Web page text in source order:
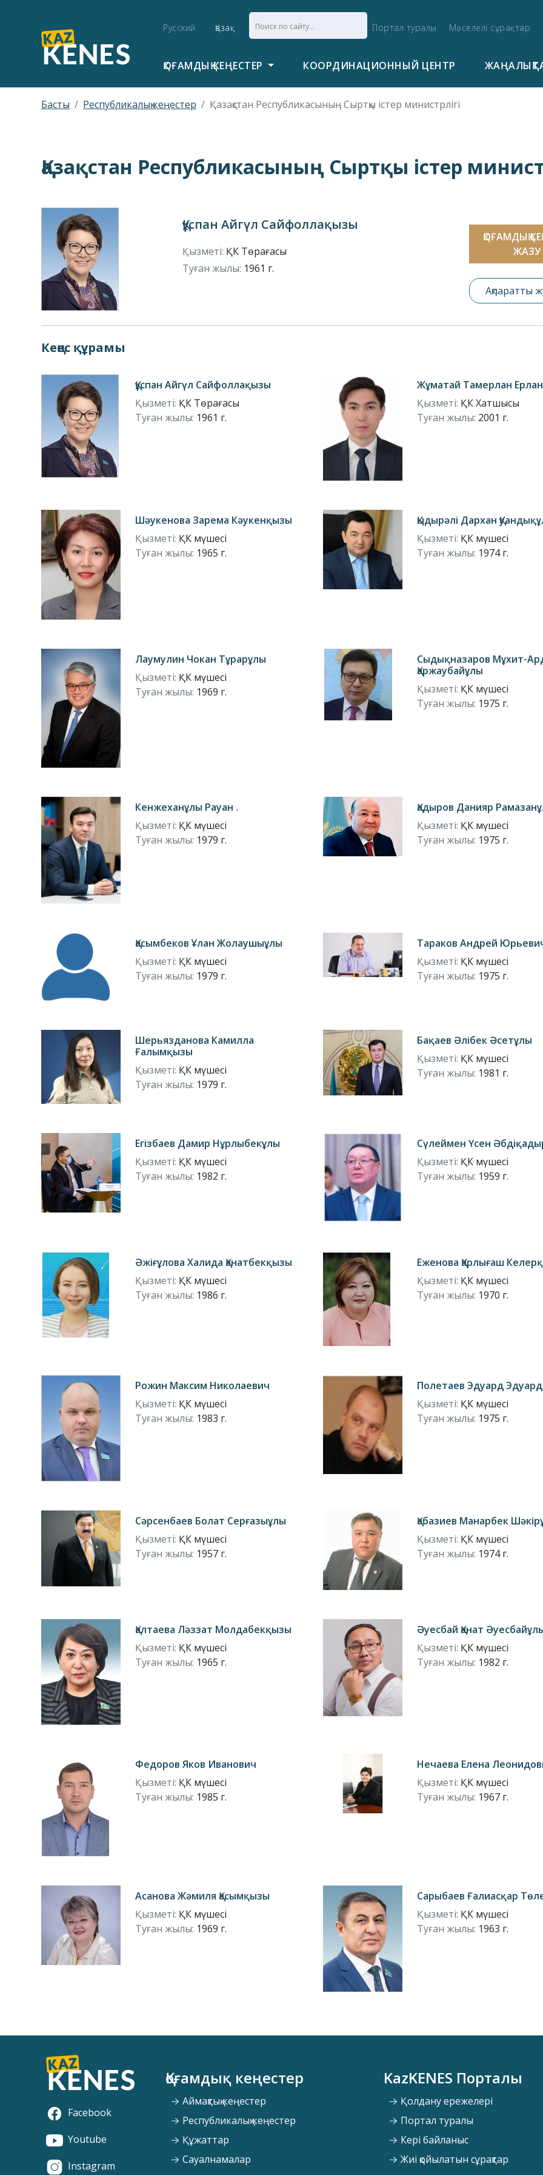
Русский Қазақ Портал туралы Мәселелі сұрақтар
ҚОҒАМДЫҚ КЕҢЕСТЕР КООРДИНАЦИОННЫЙ ЦЕНТР
Басты Республикалық кеңестер Қазақстан Республикасының Сыртқы істер министрлігі
Қазақстан Республикасының Сыртқы істер
Құспан Айгүл Сайфоллақызы
Қызметі: ҚК Төрағасы
Туған жылы: 1961 г.
ҚОҒАМДЫҚ
ЖАЗУ
Ақпаратты
Кеңес құрамы
Құспан Айгүл Сайфоллақызы
Қызметі: ҚК Төрағасы
Туған жылы: 1961 г.
Жұматай Тамерлан
Қызметі: ҚК Хатшысы
Туған жылы: 2001 г.
Шәукенова Зарема Кәукенқызы
Қызметі: ҚК мүшесі
Туған жылы: 1965 г.
Қыдырәлі Дархан
Қызметі: ҚК мүшесі
Туған жылы: 1974 г.
Лаумулин Чокан Тұрарұлы
Қызметі: ҚК мүшесі
Туған жылы: 1969 г.
Сыдықназаров Мұхит-
Қаржаубайұлы
Қызметі: ҚК мүшесі
Туған жылы: 1975 г.
Кенжеханұлы Рауан .
Қызметі: ҚК мүшесі
Туған жылы: 1979 г.
Қадыров Данияр
Қызметі: ҚК мүшесі
Туған жылы: 1975 г.
Қасымбеков Ұлан Жолаушыұлы
Қызметі: ҚК мүшесі
Туған жылы: 1979 г.
Тараков Андрей
Қызметі: ҚК мүшесі
Туған жылы: 1975 г.
Шерьязданова Камилла
Ғалымқызы
Қызметі: ҚК мүшесі
Туған жылы: 1979 г.
Бақаев Әлібек Әсетұлы
Қызметі: ҚК мүшесі
Туған жылы: 1981 г.
Егізбаев Дамир Нұрлыбекұлы
Қызметі: ҚК мүшесі
Туған жылы: 1982 г.
Сүлеймен Үсен
Қызметі: ҚК мүшесі
Туған жылы: 1959 г.
Әжіғұлова Халида Қанатбекқызы
Қызметі: ҚК мүшесі
Туған жылы: 1986 г.
Еженова Қарлығаш
Қызметі: ҚК мүшесі
Туған жылы: 1970 г.
Рожин Максим Николаевич
Қызметі: ҚК мүшесі
Туған жылы: 1983 г.
Полетаев Эдуард
Қызметі: ҚК мүшесі
Туған жылы: 1975 г.
Сәрсенбаев Болат Серғазыұлы
Қызметі: ҚК мүшесі
Туған жылы: 1957 г.
Қабазиев Манарбек
Қызметі: ҚК мүшесі
Туған жылы: 1974 г.
Қалтаева Ләззат Молдабекқызы
Қызметі: ҚК мүшесі
Туған жылы: 1965 г.
Әуесбай Қанат
Қызметі: ҚК мүшесі
Туған жылы: 1982 г.
Федоров Яков Иванович
Қызметі: ҚК мүшесі
Туған жылы: 1985 г.
Нечаева Елена
Қызметі: ҚК мүшесі
Туған жылы: 1967 г.
Асанова Жәмиля Қасымқызы
Қызметі: ҚК мүшесі
Туған жылы: 1969 г.
Сарыбаев Ғалиасқар
Қызметі: ҚК мүшесі
Туған жылы: 1963 г.
Facebook
Youtube
Instagram
Қоғамдық кеңестер
Аймақтық кеңестер
Республикалық кеңестер
Құжаттар
Сауалнамалар
KazKENES Порталы
Қолдану ережелері
Портал туралы
Кері байланыс
Жиі қойылатын сұрақтар